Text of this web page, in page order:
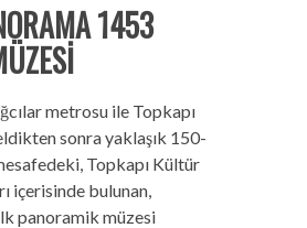
1453
metrosu ile Topkapı
sonra yaklaşık 150-
Topkapı Kültür
içerisinde bulunan,
panoramik müzesi